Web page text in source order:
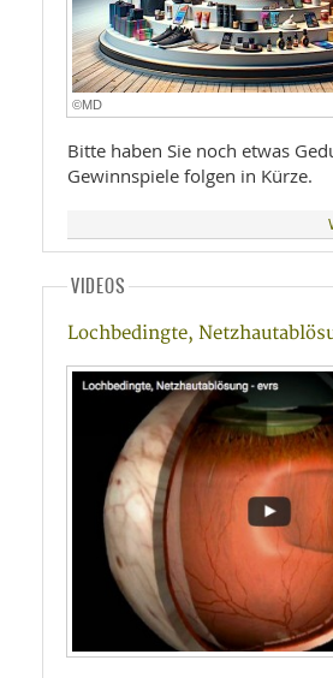
©MD
Bitte haben Sie noch etwas
Gewinnspiele folgen in Kürze.
VIDEOS
Lochbedingte,